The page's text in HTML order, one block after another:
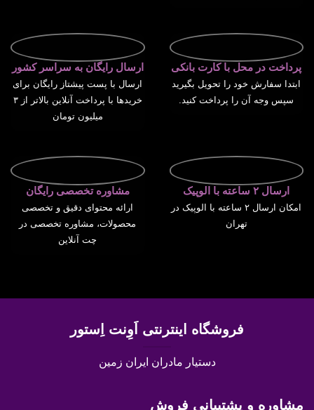
پرداخت در محل با کارت بانکی
ابتدا سفارش خود را تحویل بگیرید
سپس وجه آن را پرداخت کنید.
ارسال رایگان به سراسر کشور
ارسال با پست پیشتاز رایگان برای
خریدها با پرداخت آنلاین بالاتر از ۳
میلیون تومان
ارسال ۲ ساعته با الوپیک
امکان ارسال ۲ ساعته با الوپیک در
تهران
مشاوره تخصصی رایگان
ارائه محتوای دقیق و تخصصی
محصولات، مشاوره تخصصی در
چت آنلاین
فروشگاه اینترنتی اَوِنت اِستور
دستیار مادران ایران زمین
مشاوره و پشتیبانی فروش